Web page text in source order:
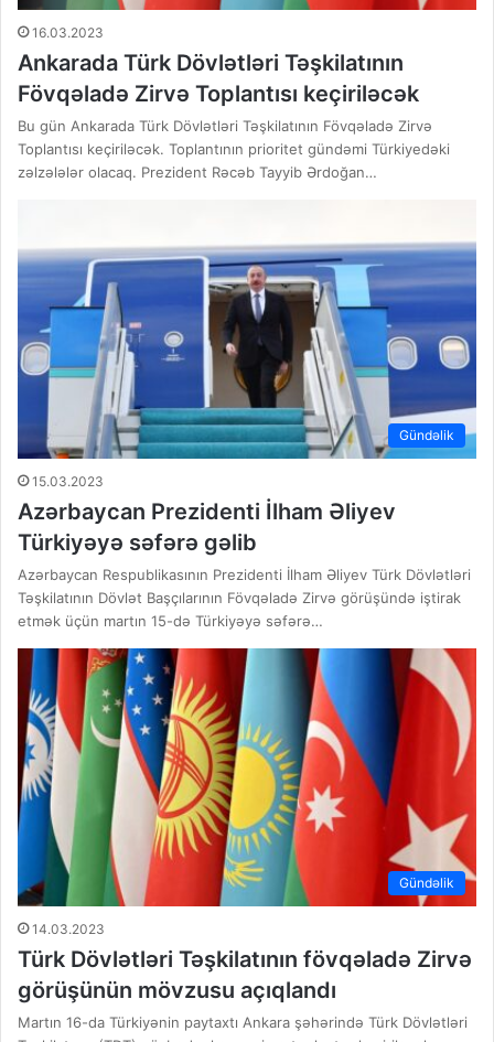
16.03.2023
Ankarada Türk Dövlətləri Təşkilatının
Fövqəladə Zirvə Toplantısı keçiriləcək
Bu gün Ankarada Türk Dövlətləri Təşkilatının Fövqəladə Zirvə
Toplantısı keçiriləcək. Toplantının prioritet gündəmi Türkiyedəki
zəlzələlər olacaq. Prezident Rəcəb Tayyib Ərdoğan…
Gündəlik
15.03.2023
Azərbaycan Prezidenti İlham Əliyev
Türkiyəyə səfərə gəlib
Azərbaycan Respublikasının Prezidenti İlham Əliyev Türk Dövlətləri
Təşkilatının Dövlət Başçılarının Fövqəladə Zirvə görüşündə iştirak
etmək üçün martın 15-də Türkiyəyə səfərə…
Gündəlik
14.03.2023
Türk Dövlətləri Təşkilatının fövqəladə Zirvə
görüşünün mövzusu açıqlandı
Martın 16-da Türkiyənin paytaxtı Ankara şəhərində Türk Dövlətləri